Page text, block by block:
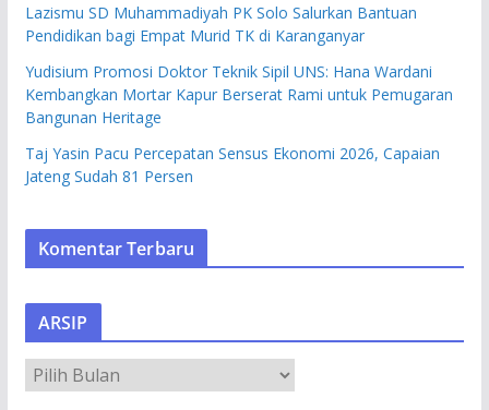
Lazismu SD Muhammadiyah PK Solo Salurkan Bantuan
Pendidikan bagi Empat Murid TK di Karanganyar
Yudisium Promosi Doktor Teknik Sipil UNS: Hana Wardani
Kembangkan Mortar Kapur Berserat Rami untuk Pemugaran
Bangunan Heritage
Taj Yasin Pacu Percepatan Sensus Ekonomi 2026, Capaian
Jateng Sudah 81 Persen
Komentar Terbaru
ARSIP
R